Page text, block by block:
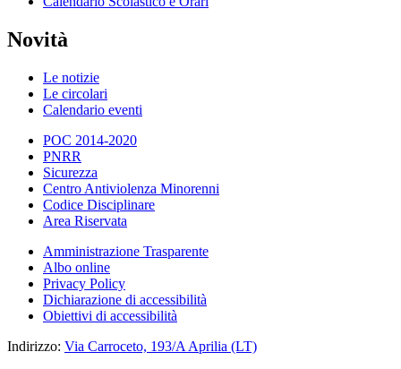
Novità
Le notizie
Le circolari
Calendario eventi
POC 2014-2020
PNRR
Sicurezza
Centro Antiviolenza Minorenni
Codice Disciplinare
Area Riservata
Amministrazione Trasparente
Albo online
Privacy Policy
Dichiarazione di accessibilità
Obiettivi di accessibilità
Indirizzo: Via Carroceto, 193/A Aprilia (LT)